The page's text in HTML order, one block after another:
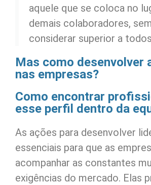
aquele que se coloca no
demais colaboradores,
considerar superior a
Mas como desenvolver
nas empresas?
Como encontrar
esse perfil dentro da
As ações para desenvolver
essenciais para que as
acompanhar as constantes
exigências do mercado. Elas